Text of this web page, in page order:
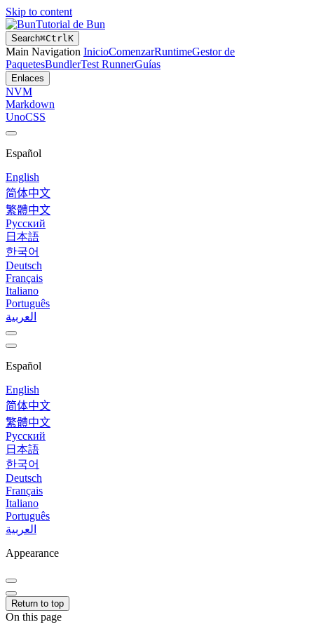
Skip to content
Tutorial de Bun
Search⌘CtrlK
Main Navigation InicioComenzarRuntimeGestor de
PaquetesBundlerTest RunnerGuías
Enlaces
NVM
Markdown
UnoCSS
Español
English
简体中文
繁體中文
Русский
日本語
한국어
Deutsch
Français
Italiano
Português
العربية
Español
English
简体中文
繁體中文
Русский
日本語
한국어
Deutsch
Français
Italiano
Português
العربية
Appearance
Return to top
On this page